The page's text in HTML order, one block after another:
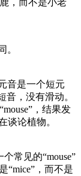
，而不是小老
。
音是一个短元
音，没有滑动。
，结果发
谈论植物。
常见的“mouse”
“mice”，而不是